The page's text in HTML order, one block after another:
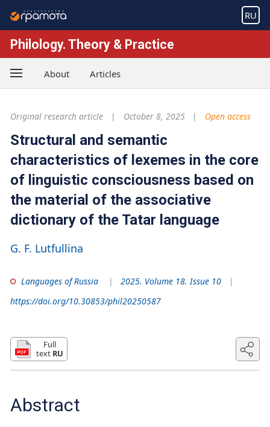
RU
Philology. Theory & Practice
About Articles
Original research article October 8, 2025 Open access
Structural and semantic
characteristics of lexemes in the core
of linguistic consciousness based on
the material of the associative
dictionary of the Tatar language
G. F. Lutfullina
Languages of Russia
2025. Volume 18. Issue 10
https://doi.org/10.30853/phil20250587
Full
text RU
Abstract